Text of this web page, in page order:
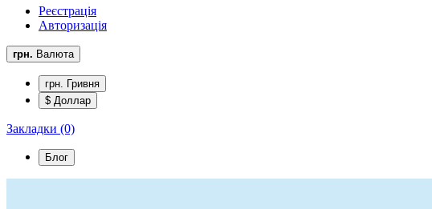
Реєстрація
Авторизація
грн. Валюта
грн. Гривня
$ Доллар
Закладки (0)
Блог